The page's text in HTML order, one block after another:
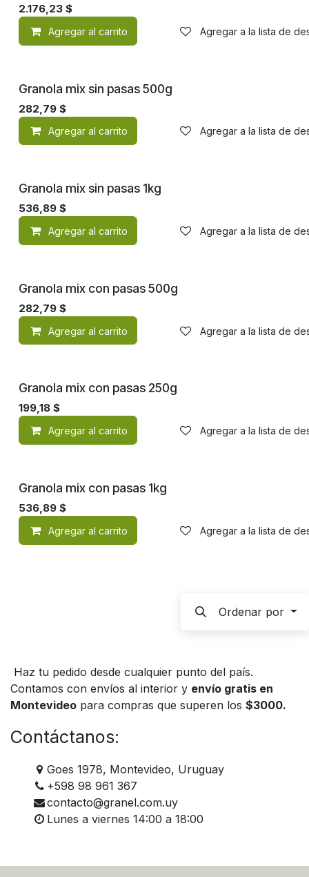
2.176,23 $
Agregar al carrito Agregar a la lista de
Granola mix sin pasas 500g
282,79 $
Agregar al carrito Agregar a la lista de
Granola mix sin pasas 1kg
536,89 $
Agregar al carrito Agregar a la lista de
Granola mix con pasas 500g
282,79 $
Agregar al carrito Agregar a la lista de
Granola mix con pasas 250g
199,18 $
Agregar al carrito Agregar a la lista de
Granola mix con pasas 1kg
536,89 $
Agregar al carrito Agregar a la lista de
Ordenar por
Haz tu pedido desde cualquier punto del país.
Contamos con envíos al interior y envío gratis en
Montevideo para compras que superen los $3000.
Contáctanos:
Goes 1978, Montevideo, Uruguay
+598 98 961 367
contacto@granel.com.uy
Lunes a viernes 14:00 a 18:00